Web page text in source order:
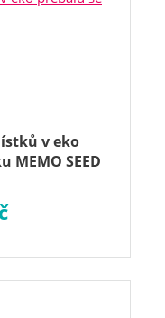
v eko
MEMO SEED